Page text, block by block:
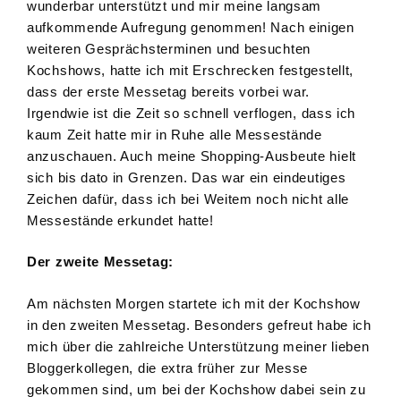
wunderbar unterstützt und mir meine langsam
aufkommende Aufregung genommen! Nach einigen
weiteren Gesprächsterminen und besuchten
Kochshows, hatte ich mit Erschrecken festgestellt,
dass der erste Messetag bereits vorbei war.
Irgendwie ist die Zeit so schnell verflogen, dass ich
kaum Zeit hatte mir in Ruhe alle Messestände
anzuschauen. Auch meine Shopping-Ausbeute hielt
sich bis dato in Grenzen. Das war ein eindeutiges
Zeichen dafür, dass ich bei Weitem noch nicht alle
Messestände erkundet hatte!
Der zweite Messetag:
Am nächsten Morgen startete ich mit der Kochshow
in den zweiten Messetag. Besonders gefreut habe ich
mich über die zahlreiche Unterstützung meiner lieben
Bloggerkollegen, die extra früher zur Messe
gekommen sind, um bei der Kochshow dabei sein zu